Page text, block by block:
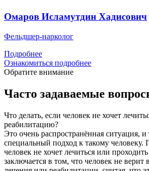
Омаров Исламутдин Хадисович
Фельдшер-нарколог
Подробнее
Ознакомиться подробнее
Обратите внимание
Часто задаваемые
Что делать, если человек не хочет
реабилитацию?
Это очень распространённая ситуация,
специальный подход к такому
человек не хочет лечиться или
заключается в том, что человек не верит